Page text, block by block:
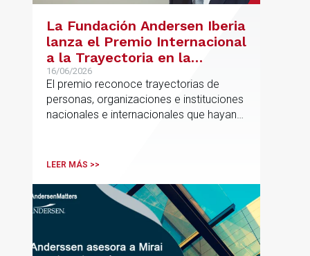
La Fundación Andersen Iberia
lanza el Premio Internacional
a la Trayectoria en la
Promoción de la Educación
16/06/2026
El premio reconoce trayectorias de
personas, organizaciones e instituciones
nacionales e internacionales que hayan
innovación o la equidad educativa
LEER MÁS >>